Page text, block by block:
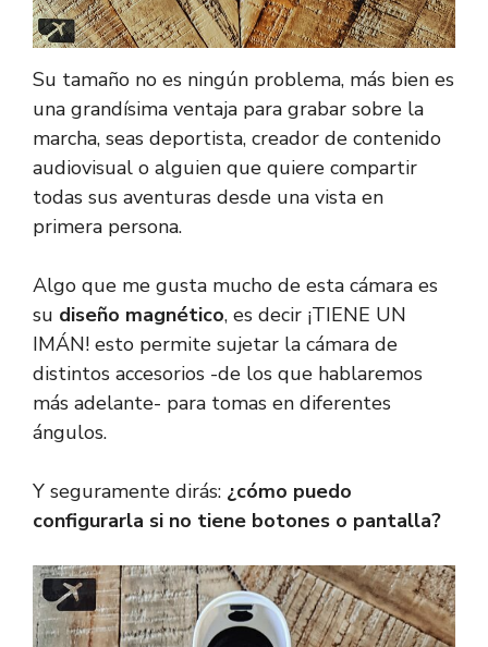
Su tamaño no es ningún problema, más bien es
una grandísima ventaja para grabar sobre la
marcha, seas deportista, creador de contenido
audiovisual o alguien que quiere compartir
todas sus aventuras desde una vista en
primera persona.
Algo que me gusta mucho de esta cámara es
su diseño magnético, es decir ¡TIENE UN
IMÁN! esto permite sujetar la cámara de
distintos accesorios -de los que hablaremos
más adelante- para tomas en diferentes
ángulos.
Y seguramente dirás: ¿cómo puedo
configurarla si no tiene botones o pantalla?